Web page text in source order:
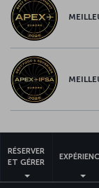
RÉSERVER
ET GÉRER